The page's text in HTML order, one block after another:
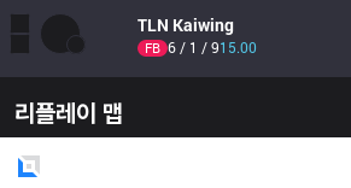
TLN Kaiwing
FB 6 / 1 / 915.00
리플레이 맵